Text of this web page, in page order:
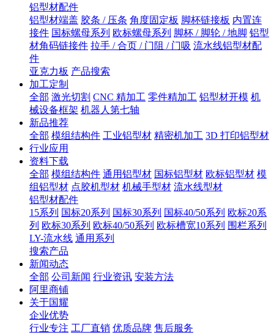
铝型材配件
铝型材端盖 胶条 / 压条 角度固定板 脚杯链接板 内置连
接件 国标螺母系列 欧标螺母系列 脚杯 / 脚轮 / 地脚 铝型
材角码链接件 拉手 / 合页 / 门阻 / 门吸 流水线铝型材配
件
亚克力板 产品搜索
加工定制
全部 激光切割 CNC 精加工 零件精加工 铝型材开模 机
械设备框架 机器人第七轴
新品推荐
全部 模组结构件 工业铝型材 精密机加工 3D 打印铝型材
行业应用
资料下载
全部 模组结构件 通用铝型材 国标铝型材 欧标铝型材 模
组铝型材 点胶机型材 机械手型材 流水线型材
铝型材配件
15系列 国标20系列 国标30系列 国标40/50系列 欧标20系
列 欧标30系列 欧标40/50系列 欧标槽宽10系列 围栏系列
LY-流水线 通用系列
搜索产品
新闻动态
全部 公司新闻 行业资讯 安装方法
阿里商铺
关于国耀
企业优势
行业专注 工厂直销 优质品牌 售后服务